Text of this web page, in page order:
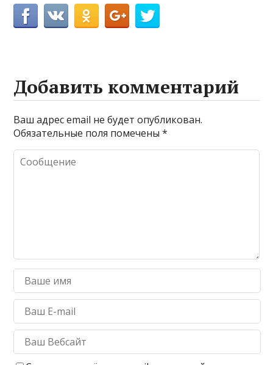
Добавить комментарий
Ваш адрес email не будет опубликован.
Обязательные поля помечены*